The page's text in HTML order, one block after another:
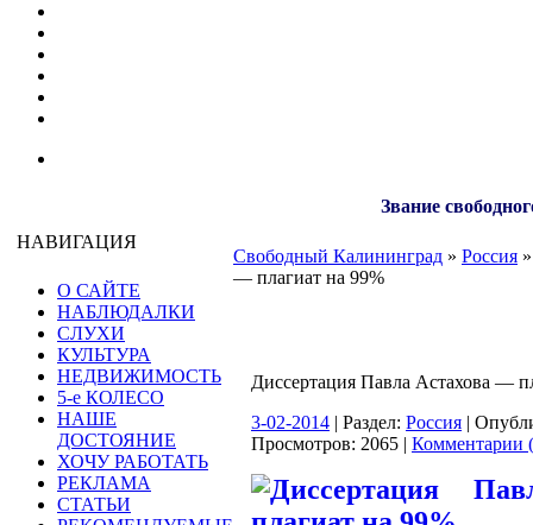
Звание
НАВИГАЦИЯ
О САЙТЕ
НАБЛЮДАЛКИ
СЛУХИ
КУЛЬТУРА
НЕДВИЖИМОСТЬ
5-е КОЛЕСО
НАШЕ
ДОСТОЯНИЕ
ХОЧУ РАБОТАТЬ
РЕКЛАМА
СТАТЬИ
Свободный Калининград » Россия
— плагиат на 99%
Диссертация Павла Астахова —
3-02-2014 | Раздел: Россия |
Просмотров: 2065 | Комментарии